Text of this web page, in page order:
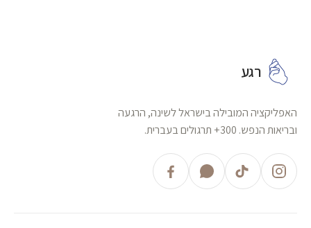
רגע
האפליקציה המובילה בישראל לשינה, הרגעה
ובריאות הנפש. 300+ תרגולים בעברית.